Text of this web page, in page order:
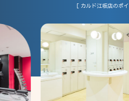
［ カルド江坂店のポイ